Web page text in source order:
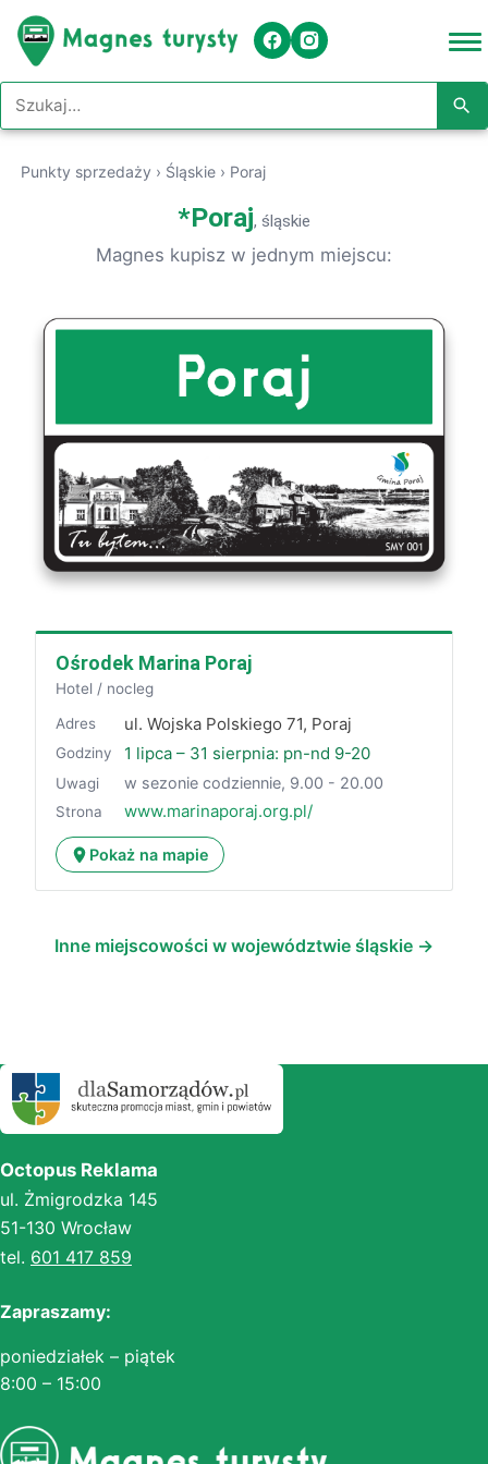
Szukaj w serwisie
Punkty sprzedaży › Śląskie › Poraj
*Poraj, śląskie
Magnes kupisz w jednym miejscu:
Ośrodek Marina Poraj
Hotel / nocleg
Adres ul. Wojska Polskiego 71, Poraj
Godziny 1 lipca – 31 sierpnia: pn-nd 9-20
Uwagi w sezonie codziennie, 9.00 - 20.00
Strona www.marinaporaj.org.pl/
Pokaż na mapie
Inne miejscowości w województwie śląskie →
Octopus Reklama
ul. Żmigrodzka 145
51-130 Wrocław
tel. 601 417 859
Zapraszamy:
poniedziałek – piątek
8:00 – 15:00